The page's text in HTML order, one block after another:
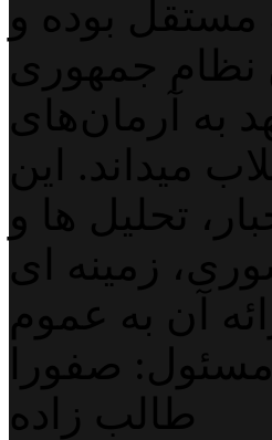
مستقل بوده و
نظام جمهوری
به آرمان‌های
میداند. این
تحلیل ها و
زمینه ای
آن به عموم
صفورا
طالب زاده